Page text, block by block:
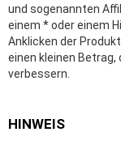
und sogenannten
einem * oder einem
Anklicken der
einen kleinen
verbessern.
HINWEIS